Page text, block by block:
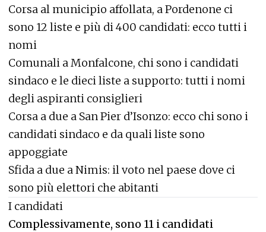
Corsa al municipio affollata, a Pordenone ci
sono 12 liste e più di 400 candidati: ecco tutti i
nomi
Comunali a Monfalcone, chi sono i candidati
sindaco e le dieci liste a supporto: tutti i nomi
degli aspiranti consiglieri
Corsa a due a San Pier d’Isonzo: ecco chi sono i
candidati sindaco e da quali liste sono
appoggiate
Sfida a due a Nimis: il voto nel paese dove ci
sono più elettori che abitanti
I candidati
Complessivamente, sono 11 i candidati